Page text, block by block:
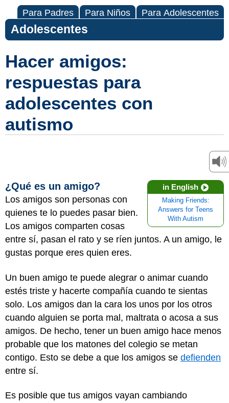
Para Padres Para Niños Para Adolescentes
Adolescentes
Hacer amigos:
respuestas para
adolescentes con
autismo
in English
Making Friends:
Answers for Teens
With Autism
¿Qué es un amigo?
Los amigos son personas con
quienes te lo puedes pasar bien.
Los amigos comparten cosas
entre sí, pasan el rato y se ríen juntos. A un amigo, le
gustas porque eres quien eres.
Un buen amigo te puede alegrar o animar cuando
estés triste y hacerte compañía cuando te sientas
solo. Los amigos dan la cara los unos por los otros
cuando alguien se porta mal, maltrata o acosa a sus
amigos. De hecho, tener un buen amigo hace menos
probable que los matones del colegio se metan
contigo. Esto se debe a que los amigos se defienden
entre sí.
Es posible que tus amigos vayan cambiando